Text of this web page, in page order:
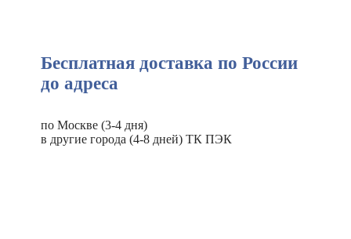
Бесплатная доставка по России
до адреса
по Москве (3-4 дня)
в другие города (4-8 дней) ТК ПЭК